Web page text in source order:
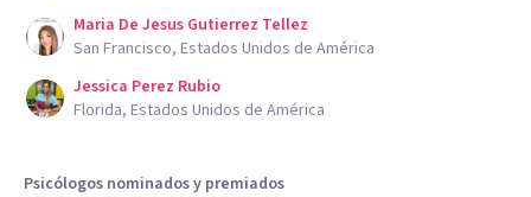
Maria De Jesus Gutierrez Tellez
San Francisco, Estados Unidos de América
Jessica Perez Rubio
Florida, Estados Unidos de América
Psicólogos nominados y premiados